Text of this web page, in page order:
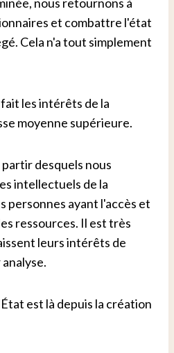
et combattre l'état
Cela n'a tout simplement
les intérêts de la
moyenne supérieure.
desquels nous
intellectuels de la
personnes ayant l'accès et
ressources. Il est très
leurs intérêts de
est là depuis la création